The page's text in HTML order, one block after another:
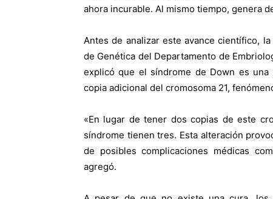
ahora incurable. Al mismo tiempo, genera
Antes de analizar este avance científico,
de Genética del Departamento de
explicó que el síndrome de Down es
copia adicional del cromosoma 21,
«En lugar de tener dos copias de este
síndrome tienen tres. Esta alteración
de posibles complicaciones médicas
agregó.